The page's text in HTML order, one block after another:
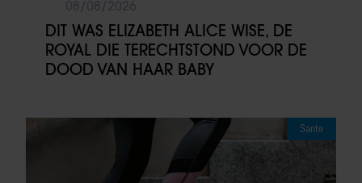
DIT WAS ELIZABETH ALICE WISE, DE
ROYAL DIE TERECHTSTOND VOOR DE
DOOD VAN HAAR BABY
Sante